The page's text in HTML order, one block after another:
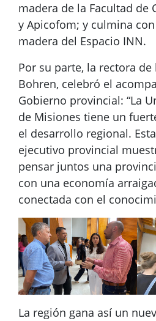
madera de la Facultad de
y Apicofom; y culmina
madera del Espacio INN.
Por su parte, la rectora de
Bohren, celebró el
Gobierno provincial: “La
de Misiones tiene un
el desarrollo regional.
ejecutivo provincial
pensar juntos una
con una economía
conectada con el
La región gana así un